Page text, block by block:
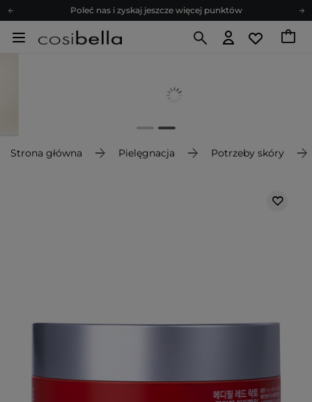
Poleć nas i zyskaj jeszcze więcej punktów
Zapisz się na newsletter pełen porad
Poleć nas i zyskaj jeszcze więcej punktów
Strona główna Pielęgnacja Potrzeby skóry